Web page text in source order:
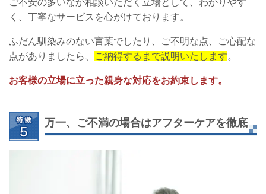
く、丁寧なサービスを心がけております。
ふだん馴染みのない言葉でしたり、ご不明な点、ご心配な
点がありましたら、
ご納得するまで説明いたします。
お客様の立場に立った親身な対応をお約束します。
万一、ご不満の場合はアフターケアを徹底